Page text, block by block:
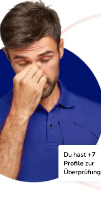
Du hast +7
Profile zur
Überprüfung